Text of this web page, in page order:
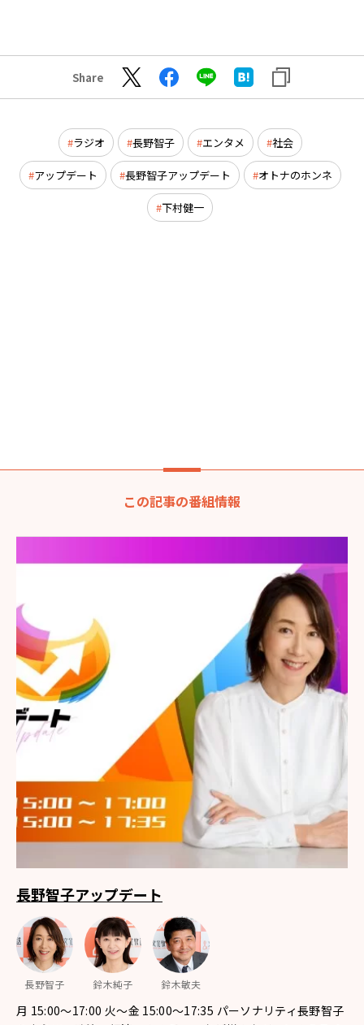
Share
ラジオ 長野智子 エンタメ 社会
アップデート 長野智子アップデート オトナのホンネ
下村健一
この記事の番組情報
長野智子アップデート
長野智子 鈴木純子 鈴木敏夫
月 15:00～17:00 火～金 15:00～17:35 パーソナリティ長野智子